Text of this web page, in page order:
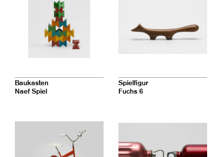
Baukasten
Naef Spiel
Spielfigur
Fuchs 6